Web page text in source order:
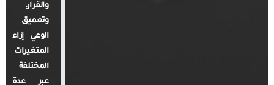
والقرار.
وتعميق
الوعي إزاء
المتغيرات
المختلفة
عبر عدة